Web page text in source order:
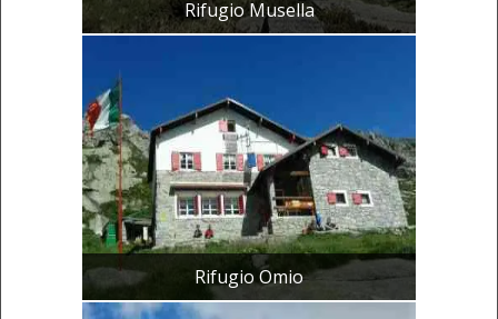
Rifugio Musella
Rifugio Omio